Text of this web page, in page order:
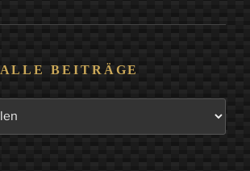
ALLE BEITRÄGE